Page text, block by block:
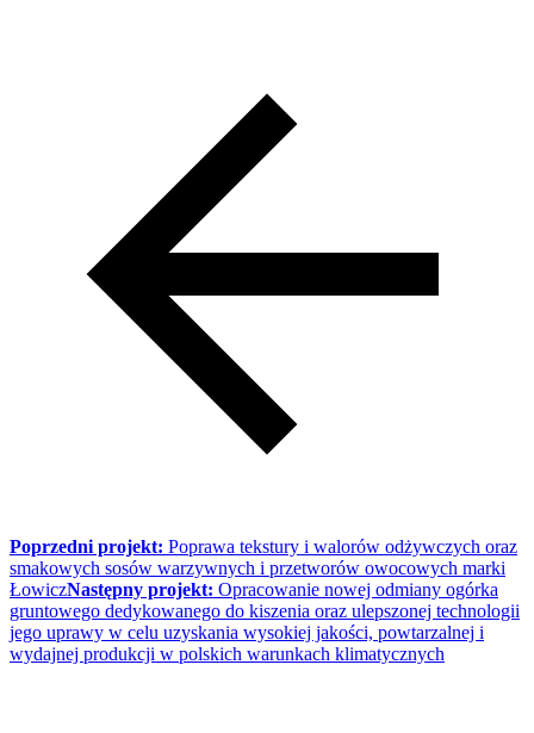
Poprzedni projekt: Poprawa tekstury i walorów odżywczych oraz
smakowych sosów warzywnych i przetworów owocowych marki
ŁowiczNastępny projekt: Opracowanie nowej odmiany ogórka
gruntowego dedykowanego do kiszenia oraz ulepszonej technologii
jego uprawy w celu uzyskania wysokiej jakości, powtarzalnej i
wydajnej produkcji w polskich warunkach klimatycznych